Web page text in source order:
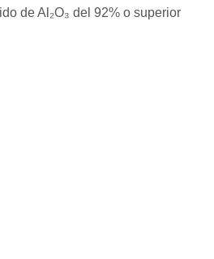
de Al₂O₃ del 92% o superior